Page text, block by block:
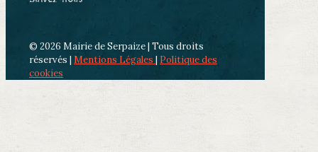
© 2026 Mairie de Serpaize | Tous droits
réservés | Mentions Légales | Politique des
cookies